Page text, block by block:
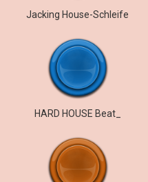
Jacking House-Schleife
HARD HOUSE Beat_